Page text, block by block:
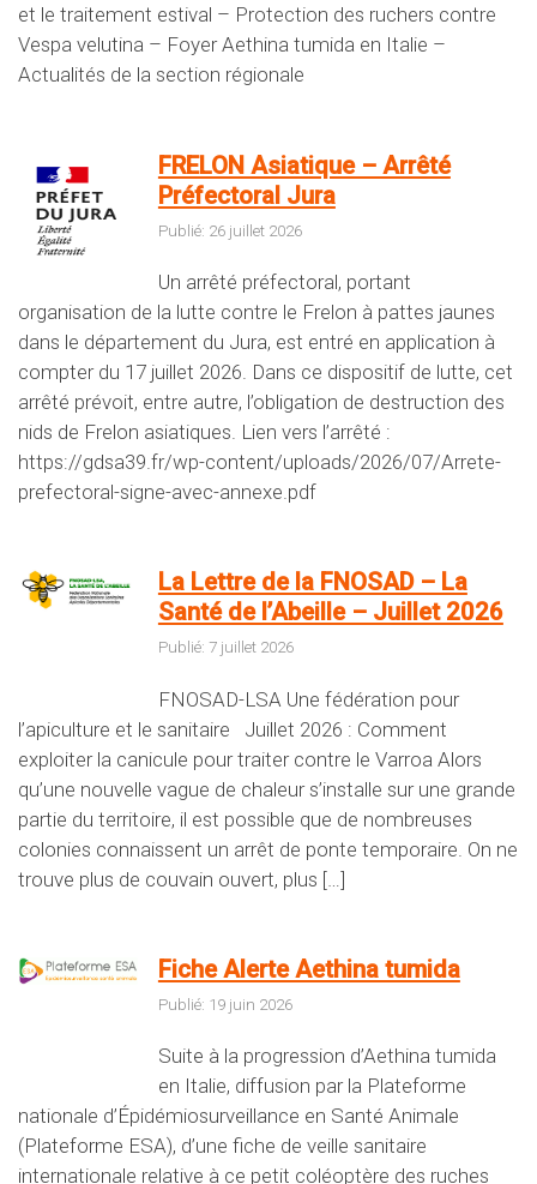
et le traitement estival – Protection des ruchers contre
Vespa velutina – Foyer Aethina tumida en Italie –
Actualités de la section régionale
FRELON Asiatique – Arrêté
Préfectoral Jura
Publié: 26 juillet 2026
Un arrêté préfectoral, portant
organisation de la lutte contre le Frelon à pattes jaunes
dans le département du Jura, est entré en application à
compter du 17 juillet 2026. Dans ce dispositif de lutte, cet
arrêté prévoit, entre autre, l’obligation de destruction des
nids de Frelon asiatiques. Lien vers l’arrêté :
https://gdsa39.fr/wp-content/uploads/2026/07/Arrete-
prefectoral-signe-avec-annexe.pdf
La Lettre de la FNOSAD – La
Santé de l’Abeille – Juillet 2026
Publié: 7 juillet 2026
FNOSAD-LSA Une fédération pour
l’apiculture et le sanitaire Juillet 2026 : Comment
exploiter la canicule pour traiter contre le Varroa Alors
qu’une nouvelle vague de chaleur s’installe sur une grande
partie du territoire, il est possible que de nombreuses
colonies connaissent un arrêt de ponte temporaire. On ne
trouve plus de couvain ouvert, plus […]
Fiche Alerte Aethina tumida
Publié: 19 juin 2026
Suite à la progression d’Aethina tumida
en Italie, diffusion par la Plateforme
nationale d’Épidémiosurveillance en Santé Animale
(Plateforme ESA), d’une fiche de veille sanitaire
internationale relative à ce petit coléoptère des ruches